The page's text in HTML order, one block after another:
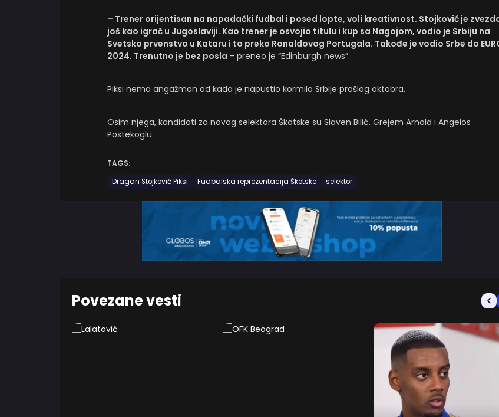
– Trener orijentisan na napadački fudbal i posed lopte, voli kreativnost. Stojković je
još kao igrač u Jugoslaviji. Kao trener je osvojio titulu i kup sa Nagojom, vodio je Srbiju na
Svetsko prvenstvo u Kataru i to preko Ronaldovog Portugala. Takođe je vodio Srbe do
2024. Trenutno je bez posla – preneo je “Edinburgh news”.
Piksi nema angažman od kada je napustio kormilo Srbije prošlog oktobra.
Osim njega, kandidati za novog selektora Škotske su Slaven Bilić. Grejem Arnold i Angelos
Postekoglu.
TAGS:
Dragan Stojković Piksi
Fudbalska reprezentacija Škotske selektor
Povezane vesti